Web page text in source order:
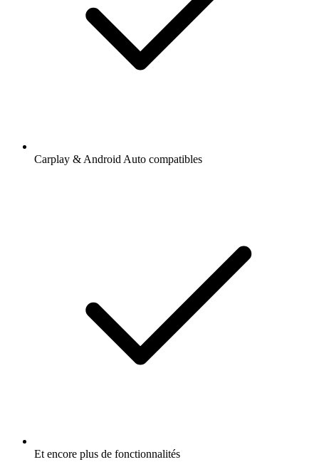
Carplay & Android Auto compatibles
Et encore plus de fonctionnalités